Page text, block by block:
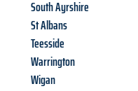
South Ayrshire
St Albans
Teesside
Warrington
Wigan